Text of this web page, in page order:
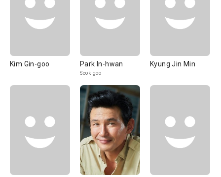
Kim Gin-goo Park In-hwan
Seok-goo
Kyung Jin Min